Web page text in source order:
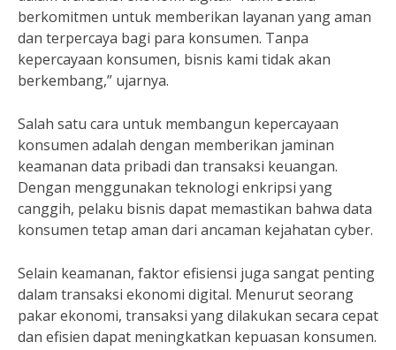
berkomitmen untuk memberikan layanan yang aman
dan terpercaya bagi para konsumen. Tanpa
kepercayaan konsumen, bisnis kami tidak akan
berkembang,” ujarnya.
Salah satu cara untuk membangun kepercayaan
konsumen adalah dengan memberikan jaminan
keamanan data pribadi dan transaksi keuangan.
Dengan menggunakan teknologi enkripsi yang
canggih, pelaku bisnis dapat memastikan bahwa data
konsumen tetap aman dari ancaman kejahatan cyber.
Selain keamanan, faktor efisiensi juga sangat penting
dalam transaksi ekonomi digital. Menurut seorang
pakar ekonomi, transaksi yang dilakukan secara cepat
dan efisien dapat meningkatkan kepuasan konsumen.